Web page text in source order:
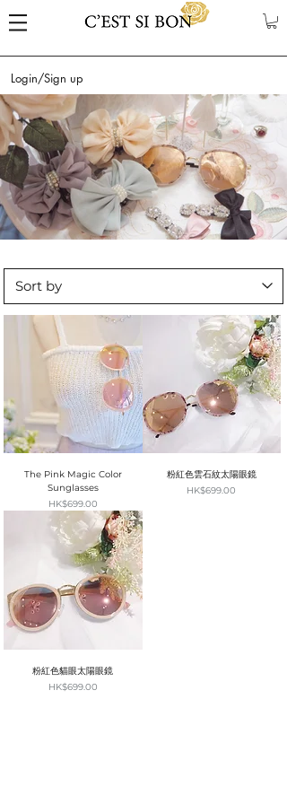
Login/Sign up
The Pink Magic Color
Sunglasses
Price
HK$699.00
粉紅色雲石紋太陽眼鏡
Price
HK$699.00
粉紅色貓眼太陽眼鏡
Price
HK$699.00